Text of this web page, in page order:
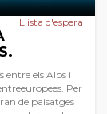
Llista d'espera
entre els Alps i
Per
de paisatges